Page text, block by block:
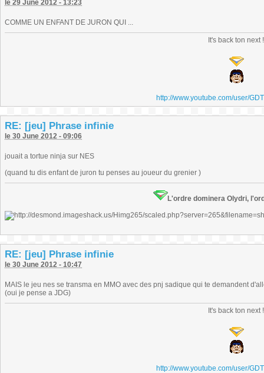
le 29 June 2012 - 13:23
COMME UN ENFANT DE JURON QUI ...
It's back ton next !
http://www.youtube.com/user/
RE: [jeu] Phrase infinie
le 30 June 2012 - 09:06
jouait a tortue ninja sur NES
(quand tu dis enfant de juron tu penses au joueur du grenier )
L'ordre dominera Olydri,
RE: [jeu] Phrase infinie
le 30 June 2012 - 10:47
MAIS le jeu nes se transma en MMO avec des pnj sadique qui te demandent
(oui je pense a JDG)
It's back ton next !
http://www.youtube.com/user/